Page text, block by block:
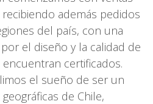
además pedidos
del país, con una
el diseño y la calidad de
certificados.
el sueño de ser un
de Chile,